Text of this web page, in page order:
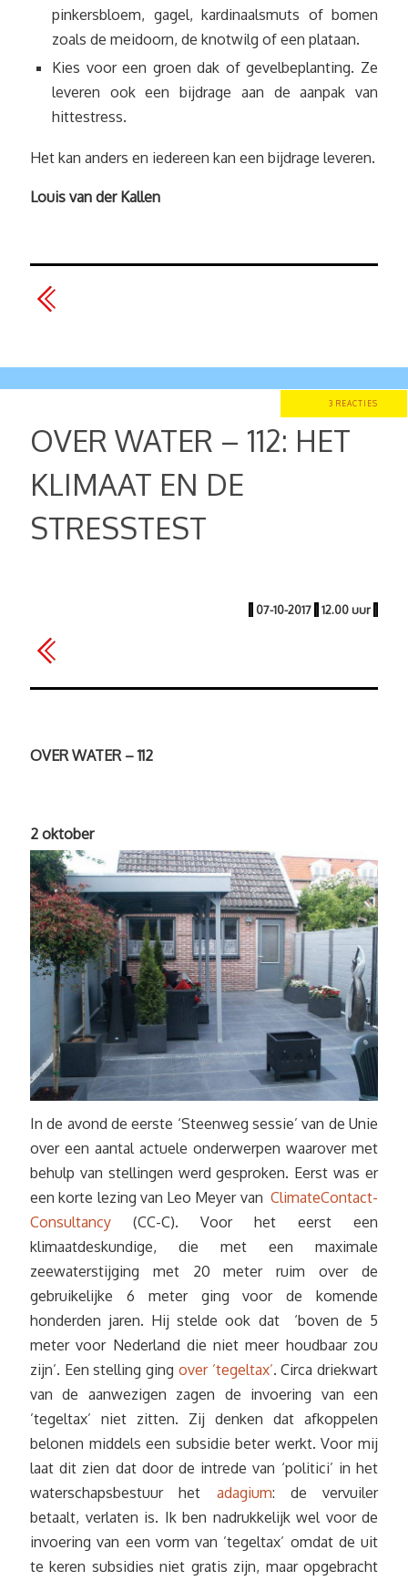
pinkersbloem, gagel, kardinaalsmuts of bomen
zoals de meidoorn, de knotwilg of een plataan.
Kies voor een groen dak of gevelbeplanting. Ze
leveren ook een bijdrage aan de aanpak van
hittestress.
Het kan anders en iedereen kan een bijdrage leveren.
Louis van der Kallen
3 REACTIES
OVER WATER – 112: HET
KLIMAAT EN DE
STRESSTEST
| 07-10-2017 | 12.00 uur |
OVER WATER – 112
2 oktober
In de avond de eerste ‘Steenweg sessie’ van de Unie
over een aantal actuele onderwerpen waarover met
behulp van stellingen werd gesproken. Eerst was er
een korte lezing van Leo Meyer van ClimateContact-
Consultancy (CC-C). Voor het eerst een
klimaatdeskundige, die met een maximale
zeewaterstijging met 20 meter ruim over de
gebruikelijke 6 meter ging voor de komende
honderden jaren. Hij stelde ook dat ‘boven de 5
meter voor Nederland die niet meer houdbaar zou
zijn’. Een stelling ging over ’tegeltax’. Circa driekwart
van de aanwezigen zagen de invoering van een
’tegeltax’ niet zitten. Zij denken dat afkoppelen
belonen middels een subsidie beter werkt. Voor mij
laat dit zien dat door de intrede van ‘politici’ in het
waterschapsbestuur het adagium: de vervuiler
betaalt, verlaten is. Ik ben nadrukkelijk wel voor de
invoering van een vorm van ’tegeltax’ omdat de uit
te keren subsidies niet gratis zijn, maar opgebracht